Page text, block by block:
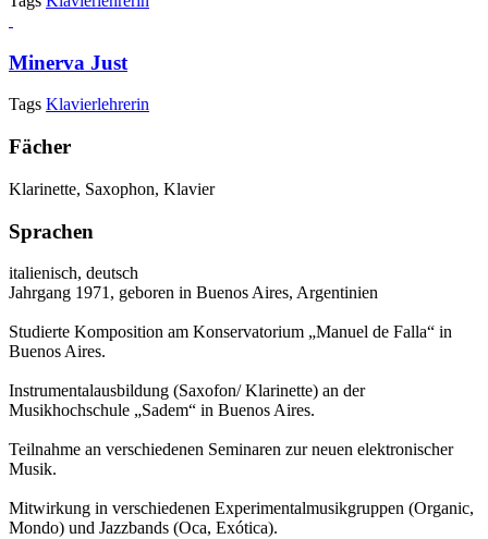
Minerva Just
Tags Klavierlehrerin
Fächer
Klarinette, Saxophon, Klavier
Sprachen
italienisch, deutsch
Jahrgang 1971, geboren in Buenos Aires, Argentinien
Studierte Komposition am Konservatorium „Manuel de Falla“ in
Buenos Aires.
Instrumentalausbildung (Saxofon/ Klarinette) an der
Musikhochschule „Sadem“ in Buenos Aires.
Teilnahme an verschiedenen Seminaren zur neuen elektronischer
Musik.
Mitwirkung in verschiedenen Experimentalmusikgruppen (Organic,
Mondo) und Jazzbands (Oca, Exótica).